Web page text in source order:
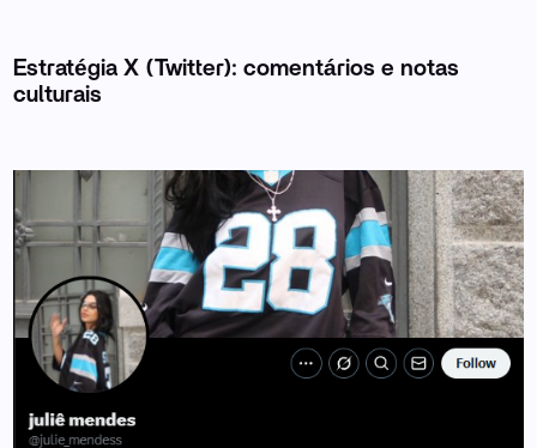
Estratégia X (Twitter): comentários e notas
culturais